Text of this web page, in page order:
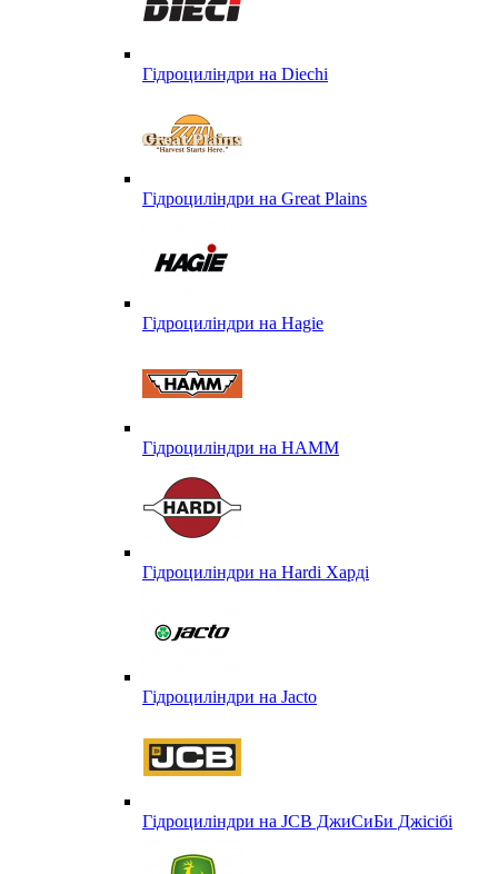
Гідроциліндри на Diechi
Гідроциліндри на Great Plains
Гідроциліндри на Hagie
Гідроциліндри на HAMM
Гідроциліндри на Hardi Харді
Гідроциліндри на Jacto
Гідроциліндри на JCB ДжиСиБи Джісібі